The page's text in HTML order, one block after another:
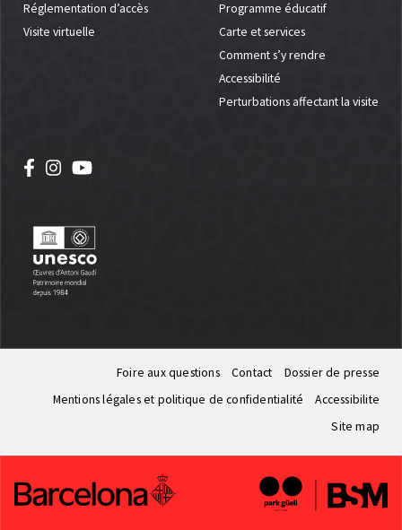
Réglementation d’accès
Visite virtuelle
Programme éducatif
Carte et services
Comment s’y rendre
Accessibilité
Perturbations affectant la visite
Foire aux questions Contact
Dossier de presse
Mentions légales et politique de confidentialité
Accessibilite
Site map